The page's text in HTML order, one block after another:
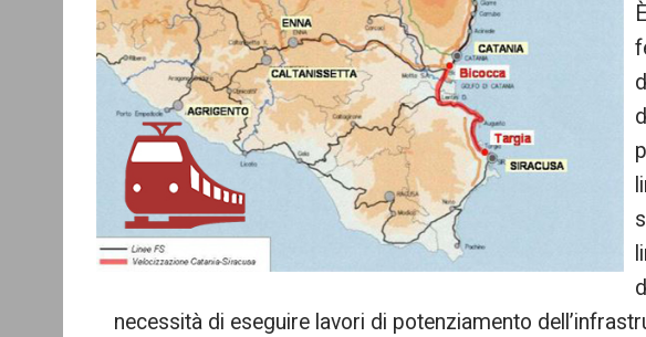
necessità di eseguire lavori di potenziamento